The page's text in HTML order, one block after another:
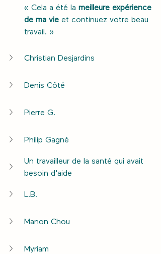
« Cela a été la meilleure expérience
de ma vie et continuez votre beau
travail. »
Christian Desjardins
Denis Côté
Pierre G.
Philip Gagné
Un travailleur de la santé qui avait
besoin d'aide
L.B.
Manon Chou
Myriam